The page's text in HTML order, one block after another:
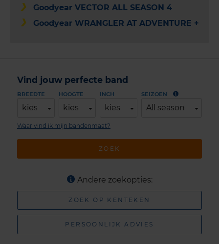
Goodyear VECTOR ALL SEASON 4
Goodyear WRANGLER AT ADVENTURE +
Vind jouw perfecte band
BREEDTE
kies
HOOGTE
kies
INCH
kies
SEIZOEN
All season
ZOEK
Waar vind ik mijn bandenmaat?
Andere zoekopties:
ZOEK OP KENTEKEN
PERSOONLIJK ADVIES